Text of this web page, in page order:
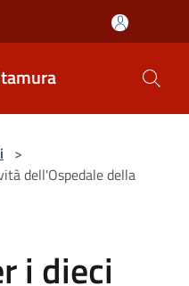
>
dell'Ospedale della
i dieci